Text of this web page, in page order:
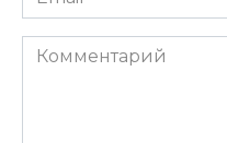
*
Комментарий